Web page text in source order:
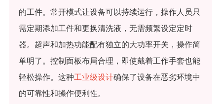
的工件。常开模式让设备可以持续运行，操作人员只
需定期添加工件和更换清洗液，无需频繁设定定时
器。超声和加热功能配有独立的大功率开关，操作简
单明了。控制面板布局合理，即使戴着工作手套也能
轻松操作。这种工业级设计确保了设备在恶劣环境中
的可靠性和操作便利性。